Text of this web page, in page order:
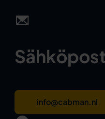
info@cabman.nl